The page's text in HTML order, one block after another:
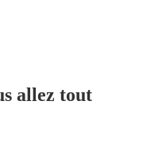
allez tout